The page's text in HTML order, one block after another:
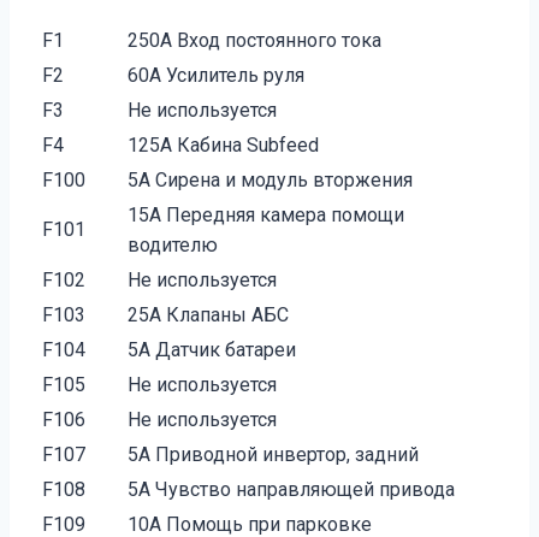
F1
250A Вход постоянного тока
F2
60A Усилитель руля
F3
Не используется
F4
125A Кабина Subfeed
F100
5A Сирена и модуль вторжения
F101
15A Передняя камера помощи
водителю
F102
Не используется
F103
25A Клапаны АБС
F104
5A Датчик батареи
F105
Не используется
F106
Не используется
F107
5A Приводной инвертор, задний
F108
5A Чувство направляющей привода
F109
10A Помощь при парковке